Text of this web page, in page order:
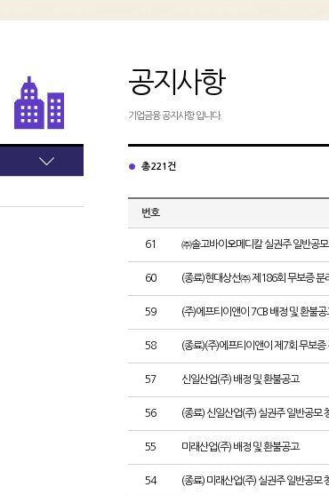
공지사항
기업금융 공지사항 입니다.
총 221건
번호
61 ㈜솔고바이오메디칼 실권주 일반공
60 (종료)현대상선㈜ 제186회 무보증 분
59 (주)에프티이앤이 7CB 배정 및 환불공
58 (종료)(주)에프티이앤이 제7회 무보증
57 신일산업(주) 배정 및 환불공고
56 (종료) 신일산업(주) 실권주 일반공모
55 미래산업(주) 배정 및 환불공고
54 (종료) 미래산업(주) 실권주 일반공모